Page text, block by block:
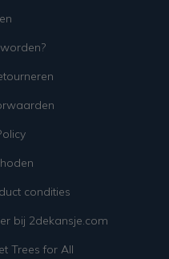
condities
bij 2dekansje.com
Trees for All